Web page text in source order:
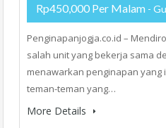
Rp450,000 Per Malam -
Penginapanjogja.co.id –
salah unit yang bekerja sama
menawarkan penginapan yang
teman-teman yang…
More Details